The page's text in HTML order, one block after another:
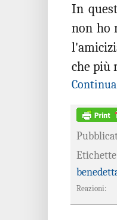
In
non ho
che più
Continua
Reazioni: